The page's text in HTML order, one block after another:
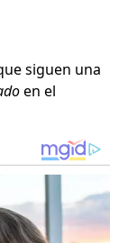
siguen una
en el